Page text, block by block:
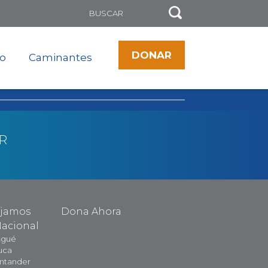
Caminantes DONAR
Dona Ahora